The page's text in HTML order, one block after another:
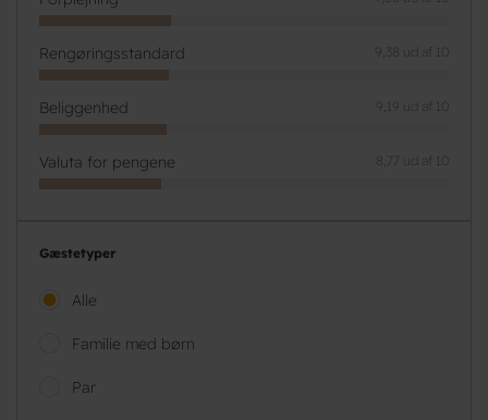
Rengøringsstandard 9,38 ud af 10
Beliggenhed 9,19 ud af 10
Valuta for pengene 8,77 ud af 10
Gæstetyper
Alle
Familie med børn
Par